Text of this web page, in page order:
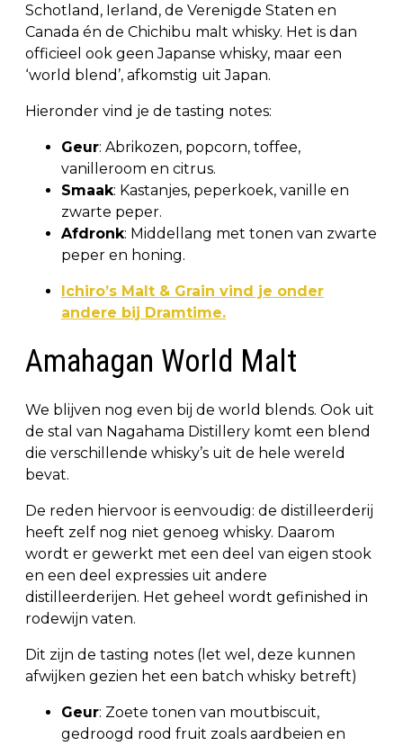
Schotland, Ierland, de Verenigde Staten en
Canada én de Chichibu malt whisky. Het is dan
officieel ook geen Japanse whisky, maar een
‘world blend’, afkomstig uit Japan.
Hieronder vind je de tasting notes:
Geur: Abrikozen, popcorn, toffee,
vanilleroom en citrus.
Smaak: Kastanjes, peperkoek, vanille en
zwarte peper.
Afdronk: Middellang met tonen van zwarte
peper en honing.
Ichiro’s Malt & Grain vind je onder
andere bij Dramtime.
Amahagan World Malt
We blijven nog even bij de world blends. Ook uit
de stal van Nagahama Distillery komt een blend
die verschillende whisky’s uit de hele wereld
bevat.
De reden hiervoor is eenvoudig: de distilleerderij
heeft zelf nog niet genoeg whisky. Daarom
wordt er gewerkt met een deel van eigen stook
en een deel expressies uit andere
distilleerderijen. Het geheel wordt gefinished in
rodewijn vaten.
Dit zijn de tasting notes (let wel, deze kunnen
afwijken gezien het een batch whisky betreft)
Geur: Zoete tonen van moutbiscuit,
gedroogd rood fruit zoals aardbeien en